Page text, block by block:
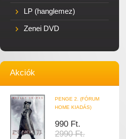
LP (hanglemez)
Zenei DVD
Akciók
PENGE 2. (FÓRUM
HOME KIADÁS)
990 Ft.
2990 Ft.